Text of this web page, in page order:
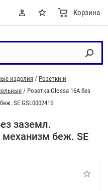
Корзина
изделия / Розетки и
/ Розетка Glossa 16А без
SE GSL000241S
заземл.
беж. SE